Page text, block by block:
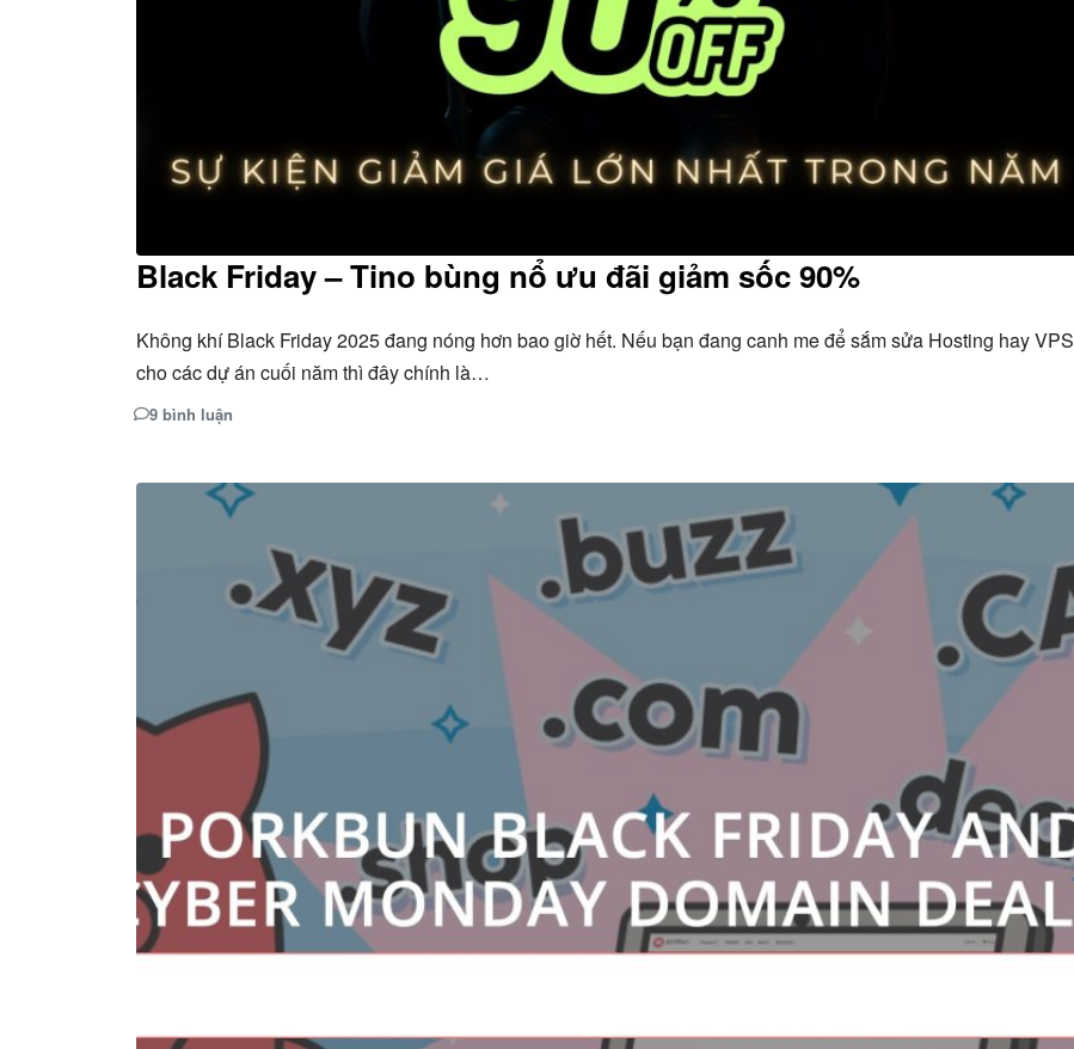
Black Friday – Tino bùng nổ ưu đãi giảm sốc 90%
Không khí Black Friday 2025 đang nóng hơn bao giờ hết. Nếu bạn đang canh me để sắm sửa Hosting hay VPS
cho các dự án cuối năm thì đây chính là…
9 bình luận